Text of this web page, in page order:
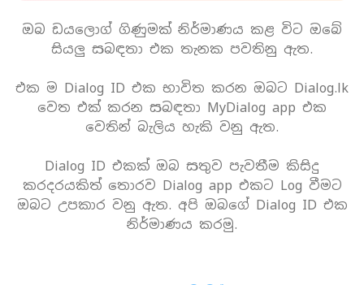
ඔබ ඩයලොග් ගිණුමක් නිර්මාණය කළ විට ඔබේ
සියලු සබඳතා එක තැනක පවතිනු ඇත.
එක ම Dialog ID එක භාවිත කරන ඔබට Dialog.lk
වෙත එක් කරන සබඳතා MyDialog app එක
වෙතින් බැලිය හැකි වනු ඇත.
Dialog ID එකක් ඔබ සතුව පැවතීම කිසිදු
කරදරයකිත් තොරව Dialog app එකට Log වීමට
ඔබට උපකාර වනු ඇත. අපි ඔබගේ Dialog ID එක
නිර්මාණය කරමු.